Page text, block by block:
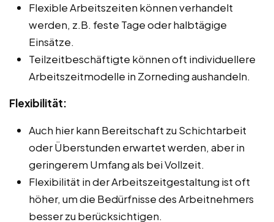
Flexible Arbeitszeiten können verhandelt
werden, z.B. feste Tage oder halbtägige
Einsätze.
Teilzeitbeschäftigte können oft individuellere
Arbeitszeitmodelle in Zorneding aushandeln.
Flexibilität:
Auch hier kann Bereitschaft zu Schichtarbeit
oder Überstunden erwartet werden, aber in
geringerem Umfang als bei Vollzeit.
Flexibilität in der Arbeitszeitgestaltung ist oft
höher, um die Bedürfnisse des Arbeitnehmers
besser zu berücksichtigen.